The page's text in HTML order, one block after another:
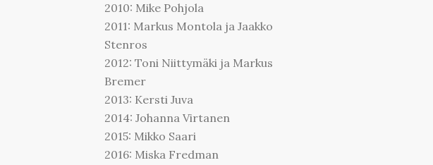
2010: Mike Pohjola
2011: Markus Montola ja Jaakko
Stenros
2012: Toni Niittymäki ja Markus
Bremer
2013: Kersti Juva
2014: Johanna Virtanen
2015: Mikko Saari
2016: Miska Fredman